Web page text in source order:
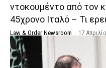
ντοκουμέντο από τον
45χρονο Ιταλό – Τι
Law & Order Newsroom - 17